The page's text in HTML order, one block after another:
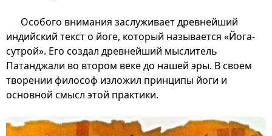
Особого внимания заслуживает древнейший
индийский текст о йоге, который называется «Йога-
сутрой». Его создал древнейший мыслитель
Патанджали во втором веке до нашей эры. В своем
творении философ изложил принципы йоги и
основной смысл этой практики.